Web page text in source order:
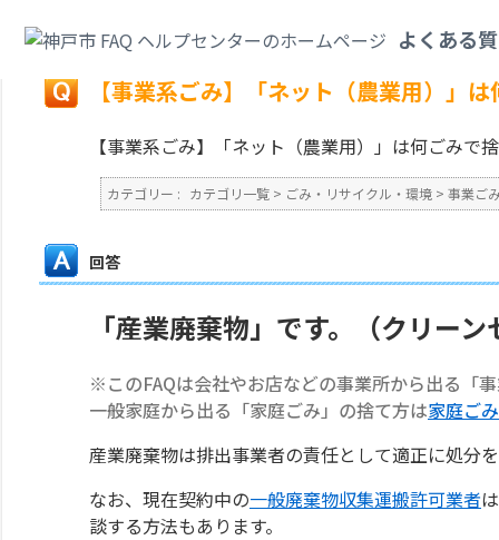
よくある
戻る
【事業系ごみ】「ネット（農業用）」
【事業系ごみ】「ネット（農業用）」は何ごみで
カテゴリー : カテゴリ一覧 > ごみ・リサイクル・環境 > 事業ご
回答
「産業廃棄物」です。（クリー
※このFAQは会社やお店などの事業所から出る「
一般家庭から出る「家庭ごみ」の捨て方は家庭ご
産業廃棄物は排出事業者の責任として適正に処分
なお、現在契約中の一般廃棄物収集運搬許可業者
談する方法もあります。